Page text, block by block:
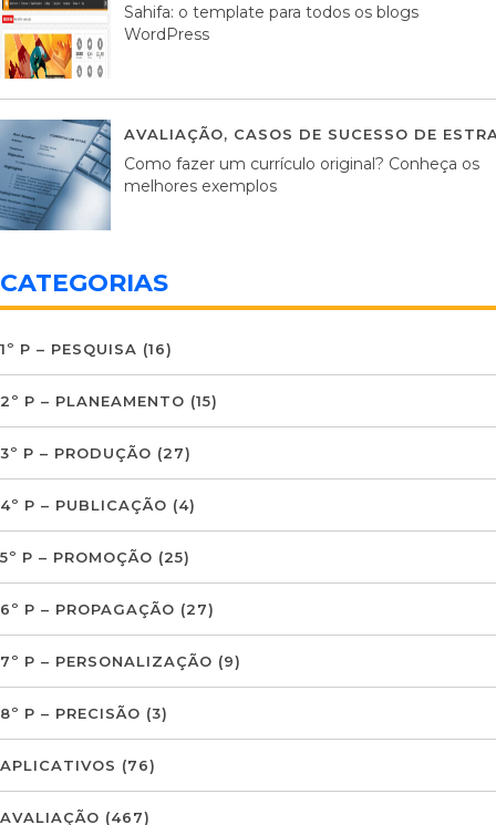
Sahifa: o template para todos os blogs
WordPress
AVALIAÇÃO, CASOS DE SUCESSO DE
Como fazer um currículo original? Conheça os
melhores exemplos
CATEGORIAS
1º P – PESQUISA (16)
2º P – PLANEAMENTO (15)
3º P – PRODUÇÃO (27)
4º P – PUBLICAÇÃO (4)
5º P – PROMOÇÃO (25)
6º P – PROPAGAÇÃO (27)
7º P – PERSONALIZAÇÃO (9)
8º P – PRECISÃO (3)
APLICATIVOS (76)
AVALIAÇÃO (467)